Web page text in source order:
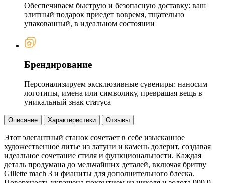
Обеспечиваем быструю и безопасную доставку: ваш
элитный подарок приедет вовремя, тщательно
упакованный, в идеальном состоянии
Брендирование
Персонализируем эксклюзивные сувениры: наносим
логотипы, имена или символику, превращая вещь в
уникальный знак статуса
Описание Характеристики Отзывы
Этот элегантный станок сочетает в себе изысканное
художественное литье из латуни и камень долерит, создавая
идеальное сочетание стиля и функциональности. Каждая
деталь продумана до мельчайших деталей, включая бритву
Gillette mach 3 и фианиты для дополнительного блеска.